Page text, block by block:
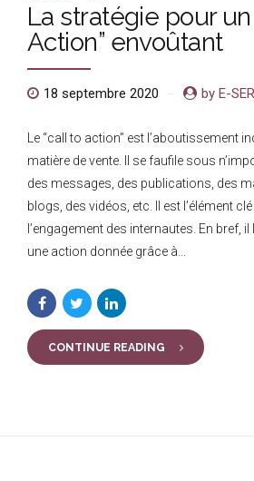
La stratégie pour un
Action” envoûtant
18 septembre 2020 by E-
Le “call to action” est l’aboutissement
matière de vente. Il se faufile sous
des messages, des publications, des
blogs, des vidéos, etc. Il est l’élément
l’engagement des internautes. En bref,
une action donnée grâce à...
CONTINUE READING